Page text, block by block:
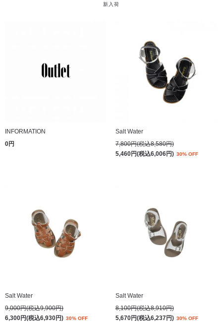
新入荷
INFORMATION
0円
Salt Water
7,800円(税込8,580円)
5,460円(税込6,006円) 30% OFF
Salt Water
9,000円(税込9,900円)
6,300円(税込6,930円) 30% OFF
Salt Water
8,100円(税込8,910円)
5,670円(税込6,237円) 30% OFF